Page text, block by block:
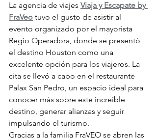
La agencia de viajes Viaja y Escapate by
FraVeo tuvo el gusto de asistir al
evento organizado por el mayorista
Regio Operadora, donde se presentó
el destino Houston como una
excelente opción para los viajeros. La
cita se llevó a cabo en el restaurante
Palax San Pedro, un espacio ideal para
conocer más sobre este increíble
destino, generar alianzas y seguir
impulsando el turismo.
Gracias a la familia FraVEO se abren las